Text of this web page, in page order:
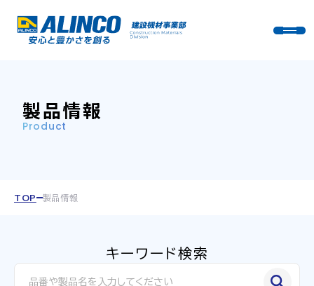
製品情報
Product
TOP 製品情報
キーワード検索